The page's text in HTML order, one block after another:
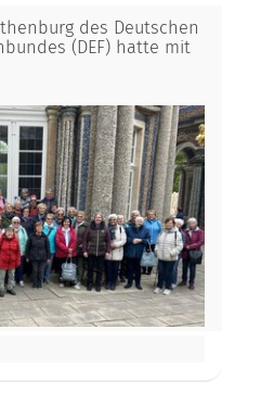
des Deutschen
(DEF) hatte mit